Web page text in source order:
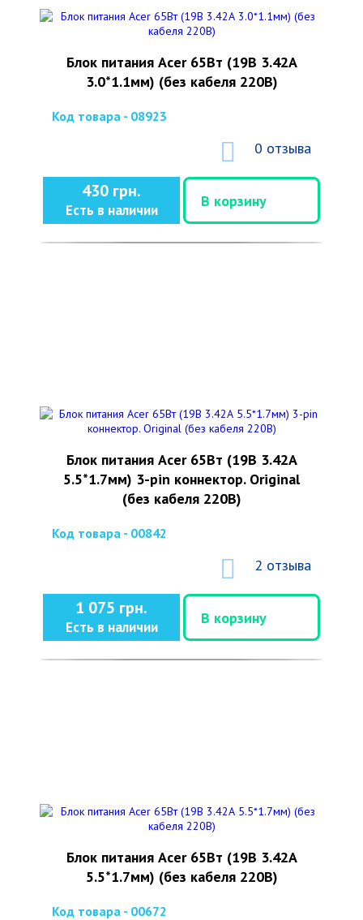
Блок питания Acer 65Вт (19В 3.42А
3.0*1.1мм) (без кабеля 220В)
Код товара - 08923
0 отзыва
430 грн.
Есть в наличии
В корзину
Блок питания Acer 65Вт (19В 3.42А
5.5*1.7мм) 3-pin коннектор. Original
(без кабеля 220В)
Код товара - 00842
2 отзыва
1 075 грн.
Есть в наличии
В корзину
Блок питания Acer 65Вт (19В 3.42А
5.5*1.7мм) (без кабеля 220В)
Код товара - 00672